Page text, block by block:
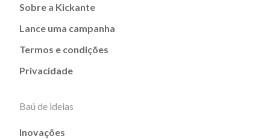
Sobre a Kickante
Lance uma campanha
Termos e condições
Privacidade
Baú de ideias
Inovações